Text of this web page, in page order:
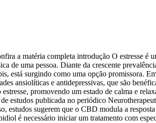
a matéria completa introdução O estresse é
uma pessoa. Diante da crescente
está surgindo como uma opção promissora.
ansiolíticas e antidepressivas, que são
promovendo um estado de calma e
estudos publicada no periódico
estudos sugerem que o CBD modula a
é necessário iniciar um tratamento com